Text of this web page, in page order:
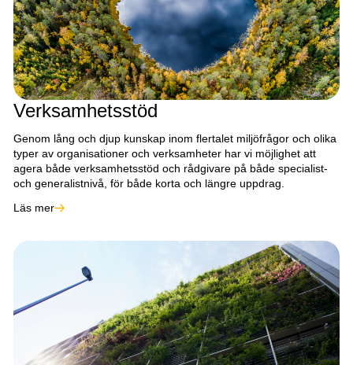
Verksamhetsstöd
Genom lång och djup kunskap inom flertalet miljöfrågor och olika
typer av organisationer och verksamheter har vi möjlighet att
agera både verksamhetsstöd och rådgivare på både specialist-
och generalistnivå, för både korta och längre uppdrag.
Läs mer